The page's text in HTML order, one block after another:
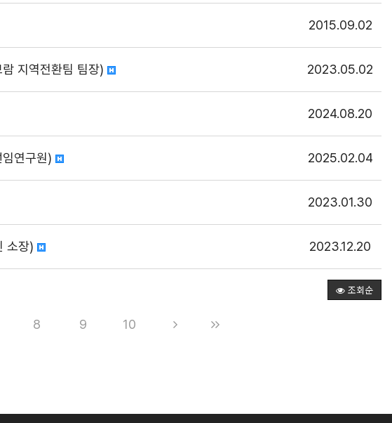
2015.09.02
지역전환팀 팀장) 2023.05.02
2024.08.20
연구원) 2025.02.04
2023.01.30
소장) 2023.12.20
조회순
8 9 10